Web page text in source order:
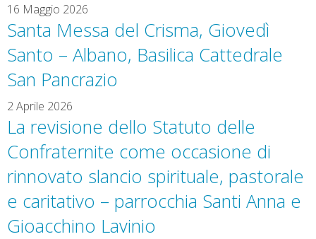
16 Maggio 2026
Santa Messa del Crisma, Giovedì
Santo – Albano, Basilica Cattedrale
San Pancrazio
2 Aprile 2026
La revisione dello Statuto delle
Confraternite come occasione di
rinnovato slancio spirituale, pastorale
e caritativo – parrocchia Santi Anna e
Gioacchino Lavinio